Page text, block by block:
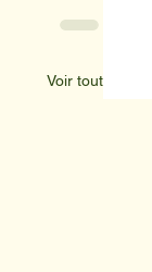
Voir tout